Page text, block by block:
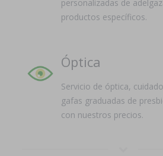
personalizadas de
productos específicos.
Óptica
Servicio de óptica,
gafas graduadas de
con nuestros precios.